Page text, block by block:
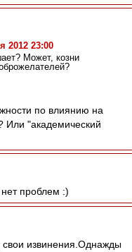
2012 23:00
Может, козни
по влиянию на
Или "академический
нет проблем :)
свои извинения.Однажды